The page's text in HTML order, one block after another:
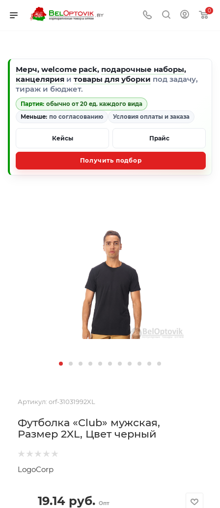
0
Мерч, welcome pack, подарочные наборы,
канцелярия и товары для уборки под задачу,
тираж и бюджет.
Партия: обычно от 20 ед. каждого вида
Меньше: по согласованию Условия оплаты и заказа
Кейсы Прайс
Получить подбор
Артикул: orf-31031992XL
Футболка «Club» мужская,
Размер 2XL, Цвет черный
LogoCorp
19.14руб. Опт